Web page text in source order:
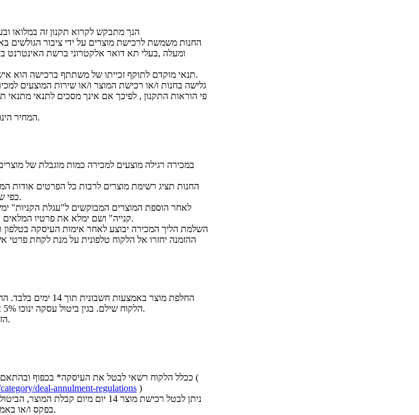
הנך מתבקש לקרוא תקנון זה במלואו
ומעלה ,בעלי תא דואר אלקטרוני ברשת האינטרנט
תנאי מוקדם לתוקף זכייתו של משתתף ברכישה הוא אישור חברת כרטיסי האשראי לעיסקה ולגביה.
גלישה בחנות ו/או רכישת המוצר ו/או שירות המוצעים
פי הוראות התקנון , לפיכך אם אינך מסכים לתנאי
המחיר הינו כולל מע"מ אלא אם צויין מפורשות אחרת.
במכירה רגילה מוצעים למכירה כמות מוגבלת של
החנות תציג רשימת מוצרים לרבות כל הפרטים אודות
כפי שנקבע מראש, המכירה הינה עד גמר המלאי.
לאחר הוספת המוצרים המבוקשים ל"עגלת הקניות"
קנייה" ושם ימלא את פרטיו המלאים ולאחר מכן יסתיים הליך הקנייה האינטרנטי.
ההזמנה יחזרו אל הלקוח טלפונית על מנת לקחת פרטי
החלפת מוצר באמצעות
הלקוח שילם. בגין ביטול עסקה ינוכו 5% או 100 ₪ מערך העסקה לפי הנמוך מבינהם.
הזיכוי הינו אישי ולא ניתן להעברה או למכירה.
deal-annulment-regulations )
ניתן לבטל רכישת מוצר 14 יום מיום
בפקס ו/או באמצעות הדואר האלקטרוני ישירות אל החנות.